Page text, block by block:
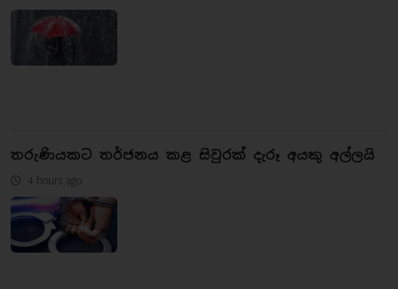
තරුණියකට තර්ජනය කළ සිවුරක් දැරූ අයකු අල්ලයි
4 hours ago